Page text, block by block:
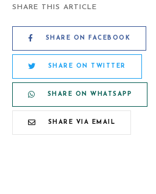
SHARE THIS ARTICLE
SHARE ON FACEBOOK
SHARE ON TWITTER
SHARE ON WHATSAPP
SHARE VIA EMAIL